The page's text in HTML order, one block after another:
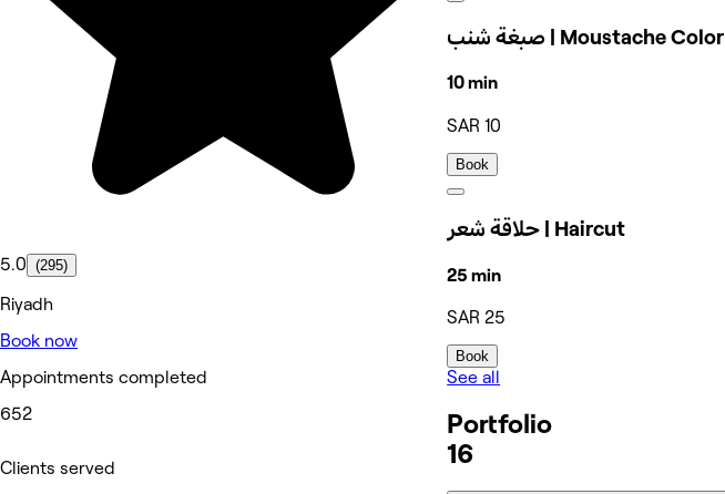
5.0 (295)
Riyadh
Book now
Appointments completed
652
Clients served
صبغة شنب | Moustache Color
10 min
SAR 10
Book
حلاقة شعر | Haircut
25 min
SAR 25
Book
See all
Portfolio
16